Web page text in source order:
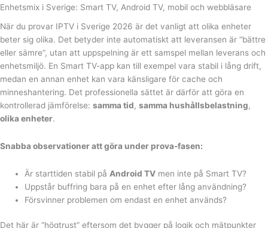
Enhetsmix i Sverige: Smart TV, Android TV, mobil och webbläsare
När du provar IPTV i Sverige 2026 är det vanligt att olika enheter
beter sig olika. Det betyder inte automatiskt att leveransen är “bättre
eller sämre”, utan att uppspelning är ett samspel mellan leverans och
enhetsmiljö. En Smart TV-app kan till exempel vara stabil i lång drift,
medan en annan enhet kan vara känsligare för cache och
minneshantering. Det professionella sättet är därför att göra en
kontrollerad jämförelse: samma tid, samma hushållsbelastning,
olika enheter.
Snabba observationer att göra under prova-fasen:
Är starttiden stabil på Android TV men inte på Smart TV?
Uppstår buffring bara på en enhet efter lång användning?
Försvinner problemen om endast en enhet används?
Det här är “högtrust” eftersom det bygger på logik och mätpunkter